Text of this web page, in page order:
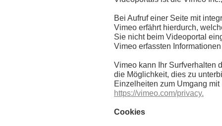
Bei Aufruf einer Seite mit
Vimeo erfährt hierdurch,
Sie nicht beim Videoportal
Vimeo erfassten
Vimeo kann Ihr Surfverhalten
die Möglichkeit, dies zu
Einzelheiten zum Umgang
https://vimeo.com/privacy.
Cookies